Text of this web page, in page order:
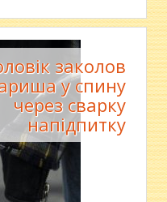
заколов
у спину
через сварку
напідпитку